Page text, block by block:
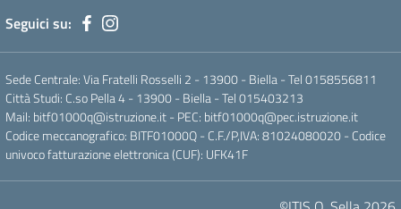
Seguici su:
Sede Centrale: Via Fratelli Rosselli 2 - 13900 - Biella - Tel 0158556811
Città Studi: C.so Pella 4 - 13900 - Biella - Tel 015403213
Mail: bitf01000q@istruzione.it- PEC: bitf01000q@pec.istruzione.it
Codice meccanografico: BITF01000Q - C.F./P,IVA: 81024080020 - Codice
univoco fatturazione elettronica (CUF): UFK41F